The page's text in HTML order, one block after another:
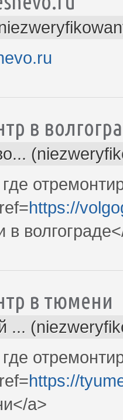
в
https://
в
в тюмени
...
https://
a>